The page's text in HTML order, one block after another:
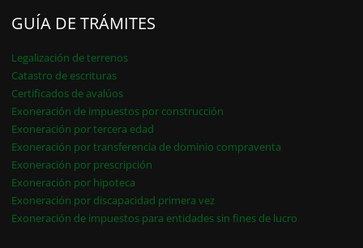
GUÍA DE TRÁMITES
Legalización de terrenos
Catastro de escrituras
Certificados de avalúos
Exoneración de impuestos por construcción
Exoneración por tercera edad
Exoneración por transferencia de dominio compraventa
Exoneración por prescripción
Exoneración por hipoteca
Exoneración por discapacidad primera vez
Exoneración de impuestos para entidades sin fines de lucro